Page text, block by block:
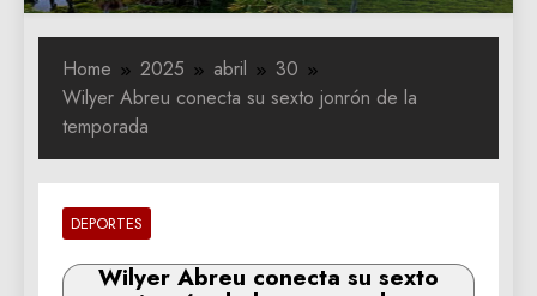
Home 2025 abril
30
Wilyer Abreu conecta su sexto jonrón de la
temporada
DEPORTES
Wilyer Abreu conecta su sexto